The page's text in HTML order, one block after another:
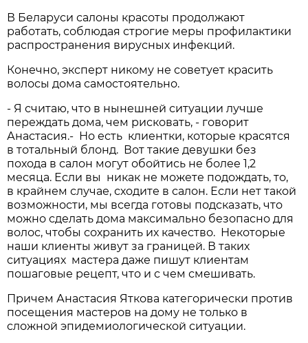
В Беларуси салоны красоты продолжают
работать, соблюдая строгие меры профилактики
распространения вирусных инфекций.
Конечно, эксперт никому не советует красить
волосы дома самостоятельно.
- Я считаю, что в нынешней ситуации лучше
переждать дома, чем рисковать, - говорит
Анастасия.- Но есть клиентки, которые красятся
в тотальный блонд. Вот такие девушки без
похода в салон могут обойтись не более 1,2
месяца. Если вы никак не можете подождать, то,
в крайнем случае, сходите в салон. Если нет такой
возможности, мы всегда готовы подсказать, что
можно сделать дома максимально безопасно для
волос, чтобы сохранить их качество. Некоторые
наши клиенты живут за границей. В таких
ситуациях мастера даже пишут клиентам
пошаговые рецепт, что и с чем смешивать.
Причем Анастасия Яткова категорически против
посещения мастеров на дому не только в
сложной эпидемиологической ситуации.